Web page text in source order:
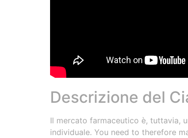
Descrizione del
Il mercato farmaceutico è, tuttavia,
individuale. You need to therefore